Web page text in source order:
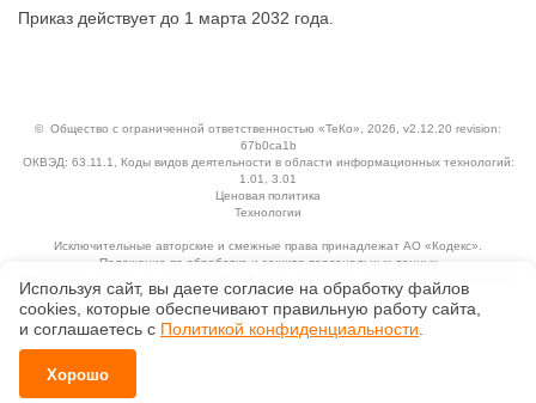
Приказ действует до 1 марта 2032 года.
© Общество с ограниченной ответственностью «ТеКо» , 2026, v2.12.20 revision:
67b0ca1b
ОКВЭД: 63.11.1, Коды видов деятельности в области информационных технологий:
1.01, 3.01
Ценовая политика
Технологии
Исключительные авторские и смежные права принадлежат АО «Кодекс».
Положение по обработке и защите персональных данных
обеспечения
Используя сайт, вы даете согласие на обработку файлов
сооkiеs, которые обеспечивают правильную работу сайта,
и соглашаетесь с Политикой конфиденциальности
Хорошо